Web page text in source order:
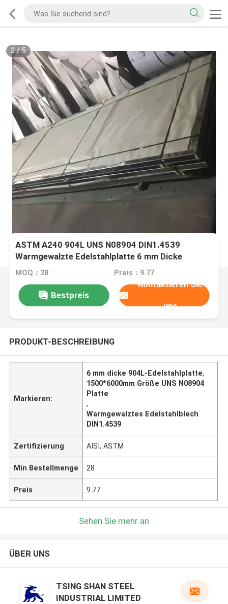
2/5
ASTM A240 904L UNS N08904 DIN1.4539
Warmgewalzte Edelstahlplatte 6 mm Dicke
1500*6000mm
MOQ：28 Preis：9.77
Bestpreis
Kontaktieren Sie
uns
PRODUKT-BESCHREIBUNG
Markieren:
6 mm dicke 904L-Edelstahlplatte,
1500*6000mm Größe UNS N08904
Platte
,
Warmgewalztes Edelstahlblech
DIN1.4539
Zertifizierung AISI, ASTM
Min Bestellmenge 28
Preis 9.77
Sehen Sie mehr an
ÜBER UNS
TSING SHAN STEEL
INDUSTRIAL LIMITED